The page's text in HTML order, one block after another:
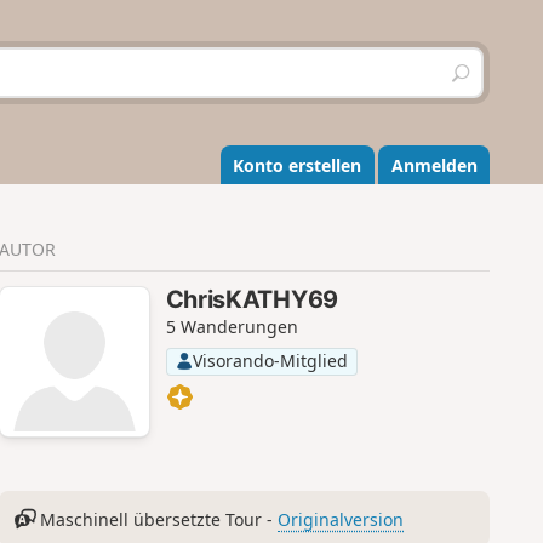
S
u
h
e
n
Konto erstellen Anmelden
AUTOR
ChrisKATHY69
5 Wanderungen
Visorando-Mitglied
Maschinell übersetzte Tour - Originalversion